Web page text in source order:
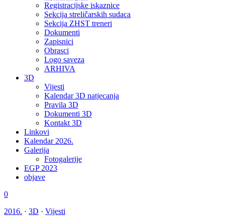
Registracijske iskaznice
Sekcija streličarskih sudaca
Sekcija ZHST treneri
Dokumenti
Zapisnici
Obrasci
Logo saveza
ARHIVA
3D
Vijesti
Kalendar 3D natjecanja
Pravila 3D
Dokumenti 3D
Kontakt 3D
Linkovi
Kalendar 2026.
Galerija
Fotogalerije
EGP 2023
objave
0
2016. · 3D · Vijesti